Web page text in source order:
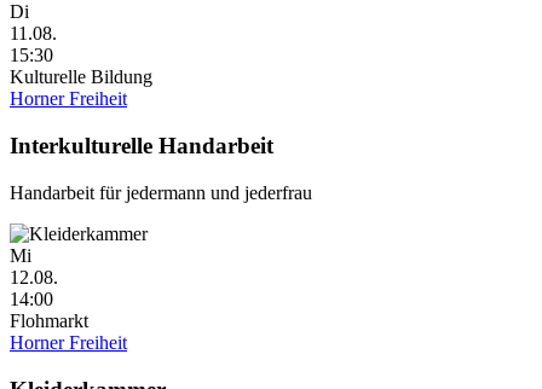
Di
11.08.
15:30
Kulturelle Bildung
Horner Freiheit
Interkulturelle Handarbeit
Handarbeit für jedermann und jederfrau
Mi
12.08.
14:00
Flohmarkt
Horner Freiheit